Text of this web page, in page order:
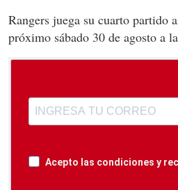
Rangers juega su cuarto partido
próximo sábado 30 de agosto a
Acepto las condiciones y